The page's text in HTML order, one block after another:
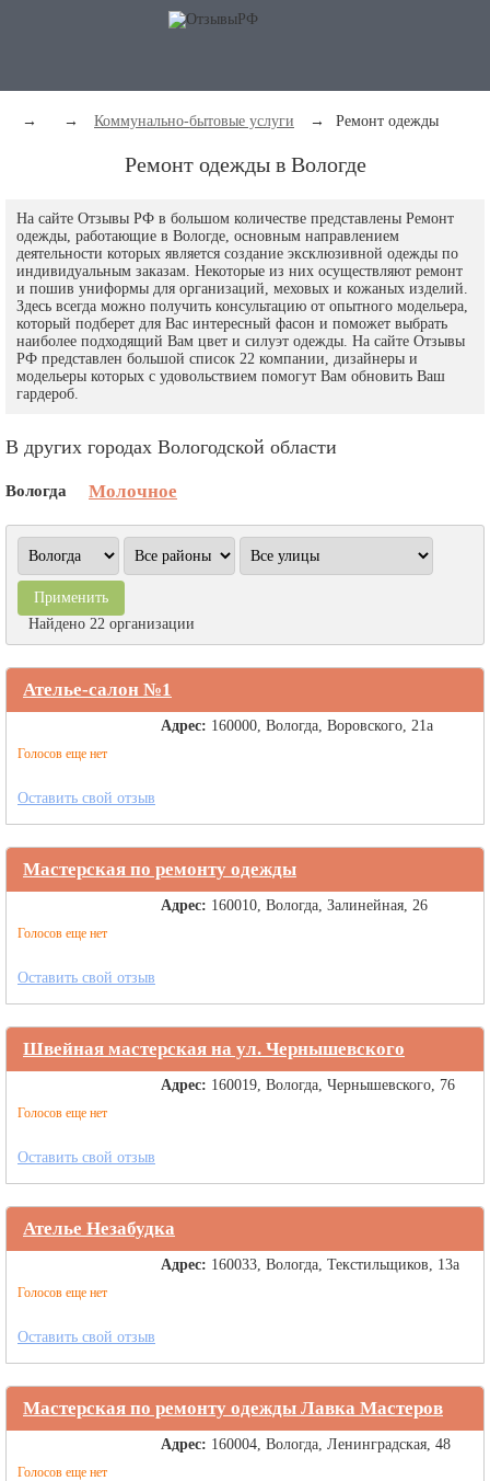
→ → Коммунально-бытовые услуги → Ремонт одежды
Ремонт одежды в Вологде
На сайте Отзывы РФ в большом количестве представлены Ремонт
одежды, работающие в Вологде, основным направлением
деятельности которых является создание эксклюзивной одежды по
индивидуальным заказам. Некоторые из них осуществляют ремонт
и пошив униформы для организаций, меховых и кожаных изделий.
Здесь всегда можно получить консультацию от опытного модельера,
который подберет для Вас интересный фасон и поможет выбрать
наиболее подходящий Вам цвет и силуэт одежды. На сайте Отзывы
РФ представлен большой список 22 компании, дизайнеры и
модельеры которых с удовольствием помогут Вам обновить Ваш
гардероб.
В других городах Вологодской области
Вологда Молочное
Найдено 22 организации
Ателье-салон №1
Голосов еще нет
Адрес: 160000, Вологда, Воровского, 21а
Оставить свой отзыв
Мастерская по ремонту одежды
Голосов еще нет
Адрес: 160010, Вологда, Залинейная, 26
Оставить свой отзыв
Швейная мастерская на ул. Чернышевского
Голосов еще нет
Адрес: 160019, Вологда, Чернышевского, 76
Оставить свой отзыв
Ателье Незабудка
Голосов еще нет
Адрес: 160033, Вологда, Текстильщиков, 13а
Оставить свой отзыв
Мастерская по ремонту одежды Лавка Мастеров
Голосов еще нет
Адрес: 160004, Вологда, Ленинградская, 48